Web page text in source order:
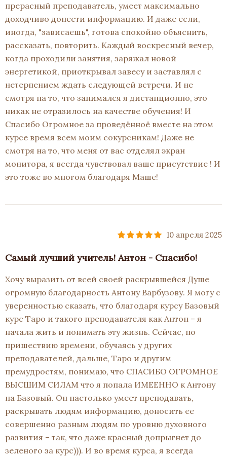
прерасный преподаватель, умеет максимально
доходчиво донести информацию. И даже если,
иногда, "зависаешь", готова спокойно объяснить,
рассказать, повторить. Каждый воскресный вечер,
когда проходили занятия, заряжал новой
энергетикой, приоткрывал завесу и заставлял с
нетерпением ждать следующей встречи. И не
смотря на то, что занимался я дистанционно, это
никак не отразилось на качестве обучения! И
Спасибо Огромное за проведённоё вместе на этом
курсе время всем моим сокурсникам! Даже не
смотря на то, что меня от вас отделял экран
монитора, я всегда чувствовал ваше присутствие ! И
это тоже во многом благодаря Маше!
10 апреля 2025
Самый лучший учитель! Антон - Спасибо!
Хочу выразить от всей своей раскрывшейся Душе
огромную благодарность Антону Варбузову. Я могу с
уверенностью сказать, что благодаря курсу Базовый
курс Таро и такого преподавателя как Антон – я
начала жить и понимать эту жизнь. Сейчас, по
пришествию времени, обучаясь у других
преподавателей, дальше, Таро и другим
премудростям, понимаю, что СПАСИБО ОГРОМНОЕ
ВЫСШИМ СИЛАМ что я попала ИМЕЕННО к Антону
на Базовый. Он настолько умеет преподавать,
раскрывать людям информацию, доносить ее
совершенно разным людям по уровню духовного
развития – так, что даже красный допрыгнет до
зеленого за курс))). И во время курса, я всегда